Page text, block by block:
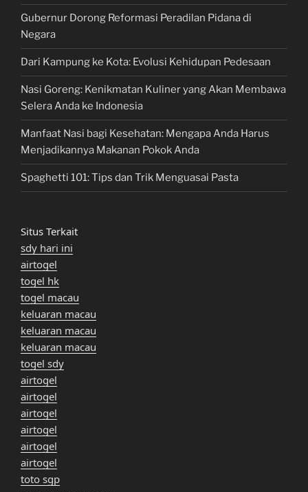
Gubernur Dorong Reformasi Peradilan Pidana di
Negara
Dari Kampung ke Kota: Evolusi Kehidupan Pedesaan
Nasi Goreng: Kenikmatan Kuliner yang Akan Membawa
Selera Anda ke Indonesia
Manfaat Nasi bagi Kesehatan: Mengapa Anda Harus
Menjadikannya Makanan Pokok Anda
Spaghetti 101: Tips dan Trik Menguasai Pasta
Situs Terkait
sdy hari ini
airtogel
togel hk
togel macau
keluaran macau
keluaran macau
keluaran macau
togel sdy
airtogel
airtogel
airtogel
airtogel
airtogel
airtogel
toto sgp